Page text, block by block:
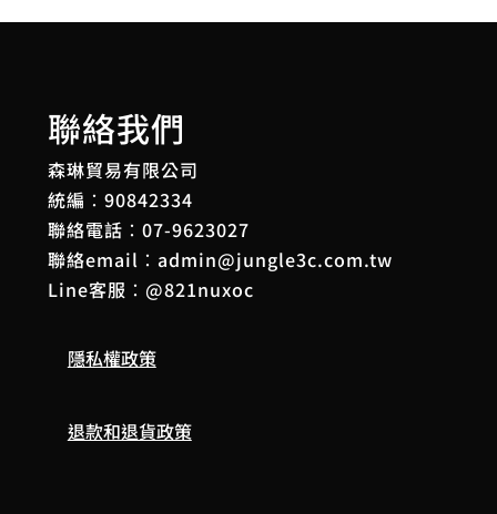
圍：
聯絡我們
森琳貿易有限公司
統編：90842334
聯絡電話： 07-9623027
聯絡email： admin@jungle3c.com.tw
Line客服： @821nuxoc
隱私權政策
退款和退貨政策